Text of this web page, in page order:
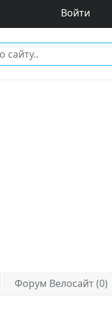
Войти
Форум Велосайт (0)